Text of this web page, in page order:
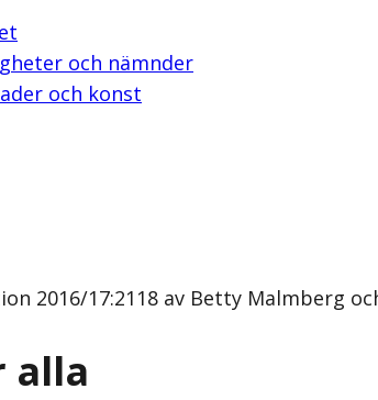
och nämnder
och konst
2016/17:2118 av Betty Malmberg
alla